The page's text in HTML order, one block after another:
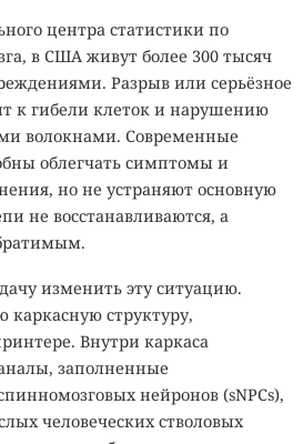
центра статистики по
в США живут более 300 тысяч
Разрыв или серьёзное
к гибели клеток и нарушению
волокнами. Современные
облегчать симптомы и
но не устраняют основную
не восстанавливаются, а
изменить эту ситуацию.
каркасную структуру,
Внутри каркаса
заполненные
нейронов (sNPCs),
человеческих стволовых